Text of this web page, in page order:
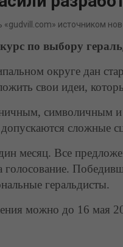
«gudvill.com» источником
по выбору
округе дан
свои идеи,
символичным и
сложные
месяц. Все
голосование.
геральдисты.
можно до 16 мая